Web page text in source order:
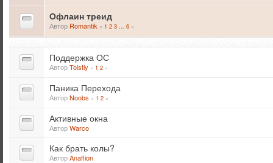
Офлаин треид
Автор Romantik « 1 2 3 ... 6 »
Поддержка ОС
АвторTolstiy « 1 2 »
Паника Перехода
АвторNoobs « 1 2 »
Активные окна
АвторWarco
Как брать колы?
АвторAnaflion